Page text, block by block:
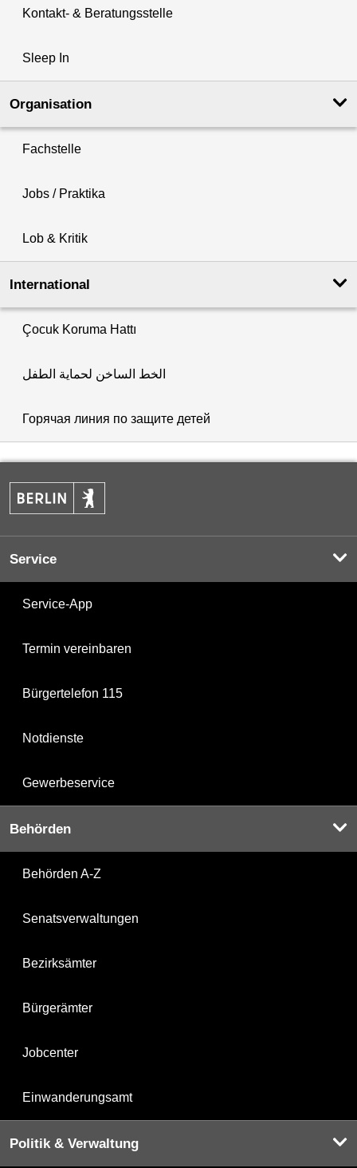
Kontakt- & Beratungsstelle
Sleep In
Organisation
Fachstelle
Jobs / Praktika
Lob & Kritik
International
Çocuk Koruma Hattı
الخط الساخن لحماية الطفل
Горячая линия по защите детей
Service
Service-App
Termin vereinbaren
Bürgertelefon 115
Notdienste
Gewerbeservice
Behörden
Behörden A-Z
Senatsverwaltungen
Bezirksämter
Bürgerämter
Jobcenter
Einwanderungsamt
Politik & Verwaltung